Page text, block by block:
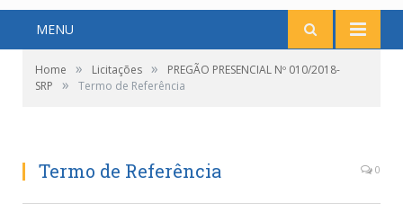
MENU
Home » Licitações »
PREGÃO PRESENCIAL Nº 010/2018-
SRP
» Termo de Referência
Termo de Referência 0